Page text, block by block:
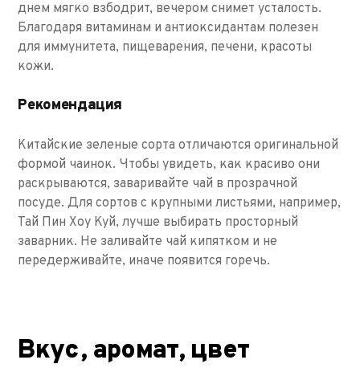
днем мягко взбодрит, вечером снимет усталость.
Благодаря витаминам и антиоксидантам полезен
для иммунитета, пищеварения, печени, красоты
кожи.
Рекомендация
Китайские зеленые сорта отличаются оригинальной
формой чаинок. Чтобы увидеть, как красиво они
раскрываются, заваривайте чай в прозрачной
посуде. Для сортов с крупными листьями, например,
Тай Пин Хоу Куй, лучше выбирать просторный
заварник. Не заливайте чай кипятком и не
передерживайте, иначе появится горечь.
Вкус, аромат, цвет